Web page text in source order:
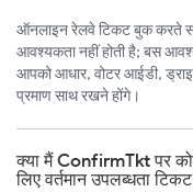
ऑनलाइन रेलवे टिकट बुक करते
आवश्यकता नहीं होती है; बस
आपको आधार, वोटर आईडी,
प्रमाण साथ रखने होंगे।
क्या मैं ConfirmTkt पर
लिए वर्तमान उपलब्धता